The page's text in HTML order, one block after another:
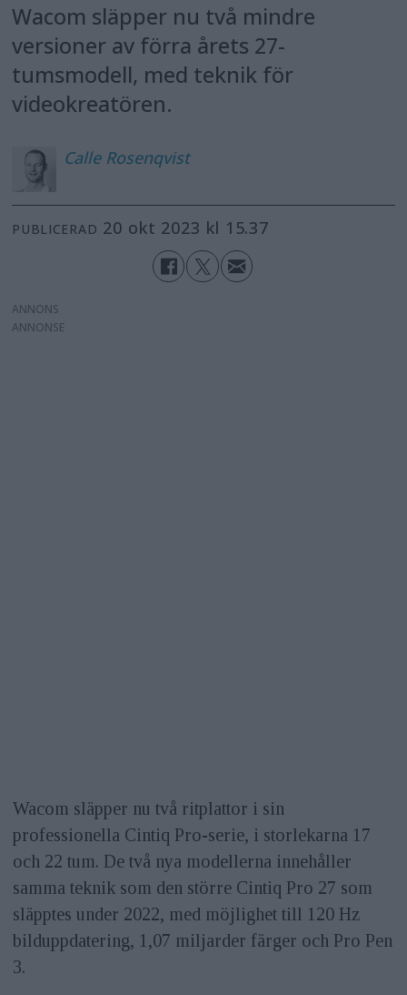
Wacom släpper nu två mindre
versioner av förra årets 27-
tumsmodell, med teknik för
videokreatören.
Calle Rosenqvist
PUBLICERAD 20 okt 2023 kl 15.37
ANNONS
Wacom släpper nu två ritplattor i sin
professionella Cintiq Pro-serie, i storlekarna 17
och 22 tum. De två nya modellerna innehåller
samma teknik som den större Cintiq Pro 27 som
släpptes under 2022, med möjlighet till 120 Hz
bilduppdatering, 1,07 miljarder färger och Pro Pen
3.